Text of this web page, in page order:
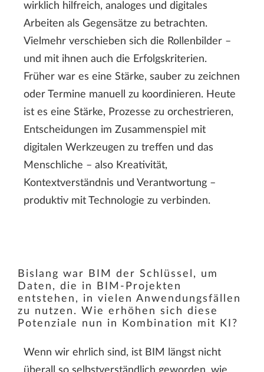
wirklich hilfreich, analoges und digitales
Arbeiten als Gegensätze zu betrachten.
Vielmehr verschieben sich die Rollenbilder –
und mit ihnen auch die Erfolgskriterien.
Früher war es eine Stärke, sauber zu zeichnen
oder Termine manuell zu koordinieren. Heute
ist es eine Stärke, Prozesse zu orchestrieren,
Entscheidungen im Zusammenspiel mit
digitalen Werkzeugen zu treffen und das
Menschliche – also Kreativität,
Kontextverständnis und Verantwortung –
produktiv mit Technologie zu verbinden.
Bislang war BIM der Schlüssel, um
Daten, die in BIM-Projekten
entstehen, in vielen Anwendungsfällen
zu nutzen. Wie erhöhen sich diese
Potenziale nun in Kombination mit KI?
Wenn wir ehrlich sind, ist BIM längst nicht